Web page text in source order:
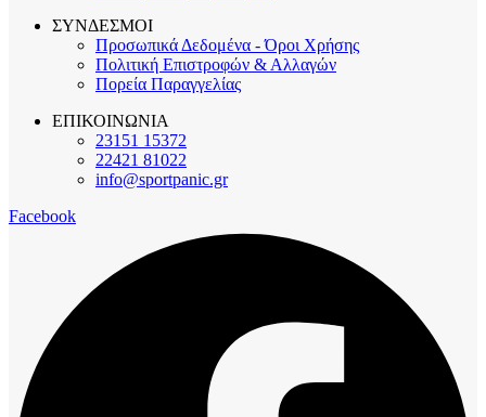
ΣΥΝΔΕΣΜΟΙ
Προσωπικά Δεδομένα - Όροι Χρήσης
Πολιτική Επιστροφών & Αλλαγών
Πορεία Παραγγελίας
ΕΠΙΚΟΙΝΩΝΙΑ
23151 15372
22421 81022
info@sportpanic.gr
Facebook